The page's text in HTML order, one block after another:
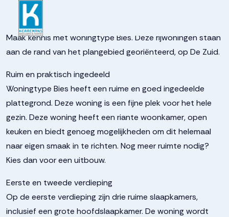
Maak kennis met woningtype Bies. Deze rijwoningen staan
aan de rand van het plangebied georiënteerd, op De Zuid.
Ruim en praktisch ingedeeld
Woningtype Bies heeft een ruime en goed ingedeelde
plattegrond. Deze woning is een fijne plek voor het hele
gezin. Deze woning heeft een riante woonkamer, open
keuken en biedt genoeg mogelijkheden om dit helemaal
naar eigen smaak in te richten. Nog meer ruimte nodig?
Kies dan voor een uitbouw.
Eerste en tweede verdieping
Op de eerste verdieping zijn drie ruime slaapkamers,
inclusief een grote hoofdslaapkamer. De woning wordt